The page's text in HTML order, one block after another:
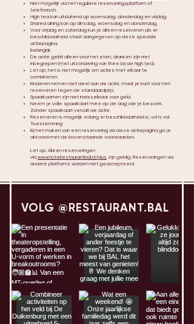
Niet mogelijk via het reguliere reserveringsplatform of
telefonisch.
High tea kan uitsluitend op woensdag, donderdag en vrijdag.
Shared dining kan op dinsdag, woensdag en donderdag.
Voor vrijdag en zaterdag kun je alleen reserveren als er
beschikbaarheid staat aangegeven op deze speciale
actiepagina.
Belangrijk
De actie geldt alleen voor het eten, dranken zijn niet
inbegrepen (met uitzondering van thee bij de high tea).
Let op, het is niet mogelijk om acties met elkaar te
combineren.
Kinderen nemen niet deel aan de actie, maar je kunt voor hen
reserveren tegen de standaardprijs.
Spaarkaarten zijn niet inwisselbaar voor geld.
Neem je volle spaarkaart mee op de dag van je bezoek.
Zonder spaarkaart vervalt de actie.
Reserveren is mogelijk zolang er beschikbaarheid is; vol is vol.
Toestemming
Bij het maken van een reservering via deze actiepagina ga je
akkoord met de bovenstaande voorwaarden.
Let op: Alleen reserveringen
via www.hotelrestaurantbal.nl/plus zijn geldig. Reserveringen via
andere platforms worden niet geaccepteerd.
VOLG @RESTAURANT.BAL